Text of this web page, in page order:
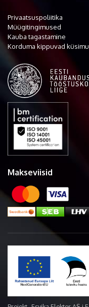
Privaatsuspoliitika
Müügitingimused
Kauba tagastamine
Korduma kippuvad
Makseviisid